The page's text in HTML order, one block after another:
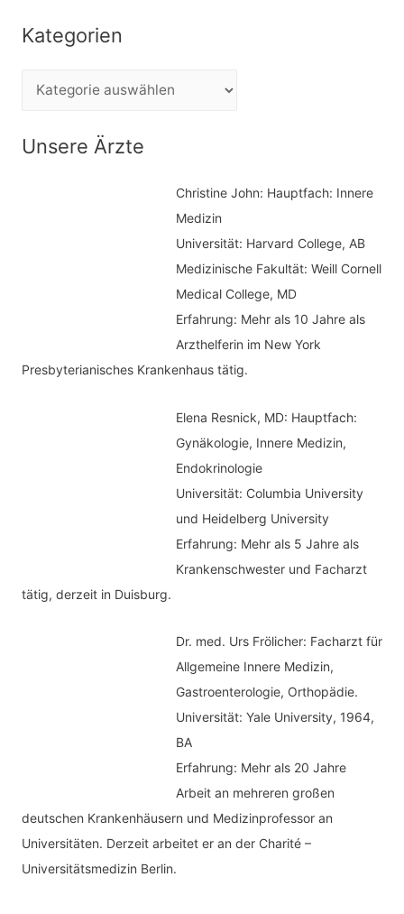
Kategorien
tUnsere Ärzte
Christine John: Hauptfach: Innere
Medizin
Universität: Harvard College, AB
Medizinische Fakultät: Weill Cornell
Medical College, MD
Erfahrung: Mehr als 10 Jahre als
Arzthelferin im New York
Presbyterianisches Krankenhaus tätig.
Elena Resnick, MD: Hauptfach:
Gynäkologie, Innere Medizin,
Endokrinologie
Universität: Columbia University
und Heidelberg University
Erfahrung: Mehr als 5 Jahre als
Krankenschwester und Facharzt
tätig, derzeit in Duisburg.
Dr. med. Urs Frölicher: Facharzt für
Allgemeine Innere Medizin,
Gastroenterologie, Orthopädie.
Universität: Yale University, 1964,
BA
Erfahrung: Mehr als 20 Jahre
Arbeit an mehreren großen
deutschen Krankenhäusern und Medizinprofessor an
Universitäten. Derzeit arbeitet er an der Charité –
Universitätsmedizin Berlin.